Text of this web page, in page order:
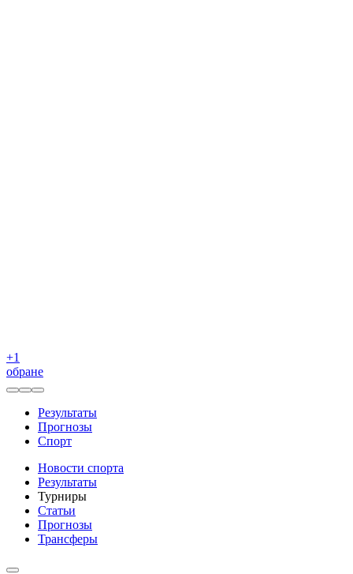
+1
обране
Результаты
Прогнозы
Спорт
Новости спорта
Результаты
Турниры
Статьи
Прогнозы
Трансферы